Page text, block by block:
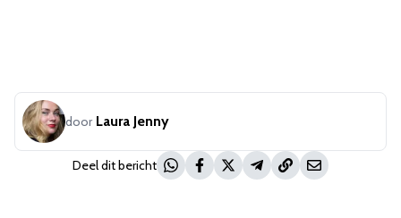
door Laura Jenny
Deel dit bericht